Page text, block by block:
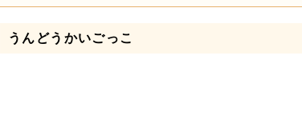
うんどうかいごっこ